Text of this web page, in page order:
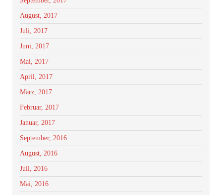
August, 2017
Juli, 2017
Juni, 2017
Mai, 2017
April, 2017
März, 2017
Februar, 2017
Januar, 2017
September, 2016
August, 2016
Juli, 2016
Mai, 2016